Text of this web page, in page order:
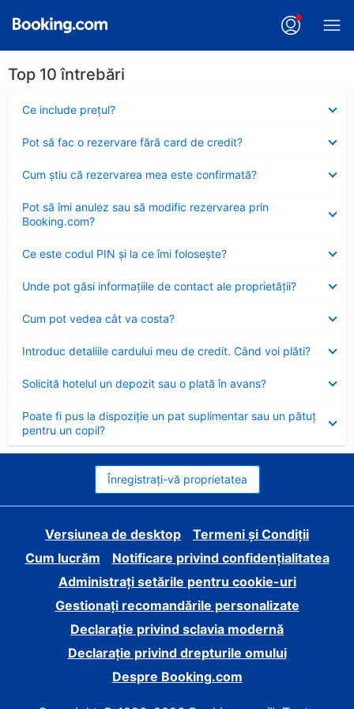
Top 10 întrebări
Ce include preţul?
închis
Pot să fac o rezervare fără card de credit?
închis
Cum ştiu că rezervarea mea este confirmată?
închis
Pot să îmi anulez sau să modific rezervarea prin
Booking.com?
închis
Ce este codul PIN şi la ce îmi foloseşte?
închis
Unde pot găsi informațiile de contact ale proprietății?
închis
Cum pot vedea cât va costa?
închis
Introduc detaliile cardului meu de credit. Când voi plăti?
închis
Solicită hotelul un depozit sau o plată în avans?
închis
Poate fi pus la dispoziție un pat suplimentar sau un pătuț
pentru un copil?
închis
Înregistrați-vă proprietatea
Versiunea de desktop
Termeni și Condiții
Cum lucrăm
Notificare privind confidențialitatea
Administrați setările pentru cookie-uri
Gestionați recomandările personalizate
Declarație privind sclavia modernă
Declarație privind drepturile omului
Despre Booking.com